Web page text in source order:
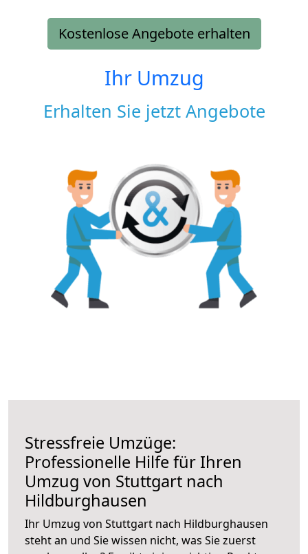
Kostenlose Angebote erhalten
Ihr Umzug
Erhalten Sie jetzt Angebote
Stressfreie Umzüge:
Professionelle Hilfe für Ihren
Umzug von Stuttgart nach
Hildburghausen
Ihr Umzug von Stuttgart nach Hildburghausen
steht an und Sie wissen nicht, was Sie zuerst